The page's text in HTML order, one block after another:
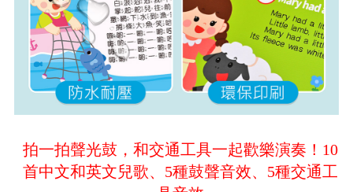
拍一拍聲光鼓，和交通工具一起歡樂演奏！10
首中文和英文兒歌、5種鼓聲音效、5種交通工